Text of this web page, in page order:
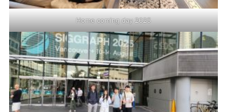
Home coming day 2025